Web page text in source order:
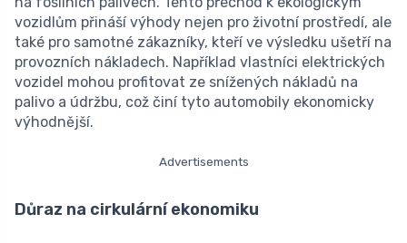
vozidlům přináší výhody nejen pro životní prostředí, ale
také pro samotné zákazníky, kteří ve výsledku ušetří na
provozních nákladech. Například vlastníci elektrických
vozidel mohou profitovat ze snížených nákladů na
palivo a údržbu, což činí tyto automobily ekonomicky
výhodnější.
Advertisements
Důraz na cirkulární ekonomiku